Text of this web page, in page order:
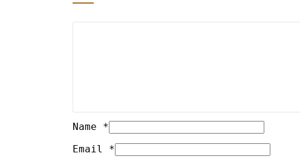
Name *
Email *